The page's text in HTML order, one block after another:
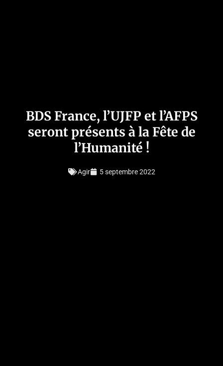
BDS France, l’UJFP et l’AFPS
seront présents à la Fête de
l’Humanité !
Agir 5 septembre 2022